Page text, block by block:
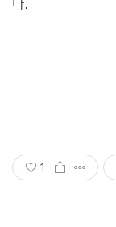
다.
1